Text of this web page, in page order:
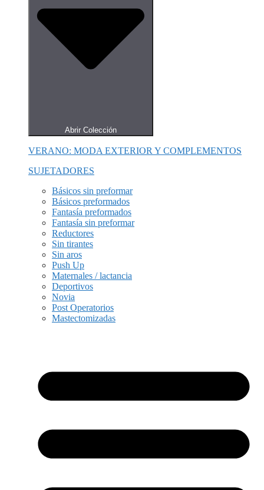
Abrir Colección
VERANO: MODA EXTERIOR Y COMPLEMENTOS
SUJETADORES
Básicos sin preformar
Básicos preformados
Fantasía preformados
Fantasía sin preformar
Reductores
Sin tirantes
Sin aros
Push Up
Maternales / lactancia
Deportivos
Novia
Post Operatorios
Mastectomizadas